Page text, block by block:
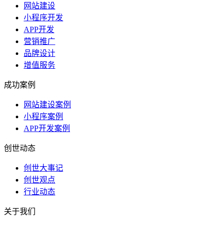
网站建设
小程序开发
APP开发
营销推广
品牌设计
增值服务
成功案例
网站建设案例
小程序案例
APP开发案例
创世动态
创世大事记
创世观点
行业动态
关于我们